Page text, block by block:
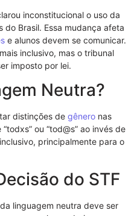
inconstitucional o uso da
do Brasil. Essa mudança afeta
e alunos devem se comunicar.
inclusivo, mas o tribunal
imposto por lei.
Neutra?
distinções de gênero nas
ou “tod@s” ao invés de
principalmente para o
do STF
linguagem neutra deve ser